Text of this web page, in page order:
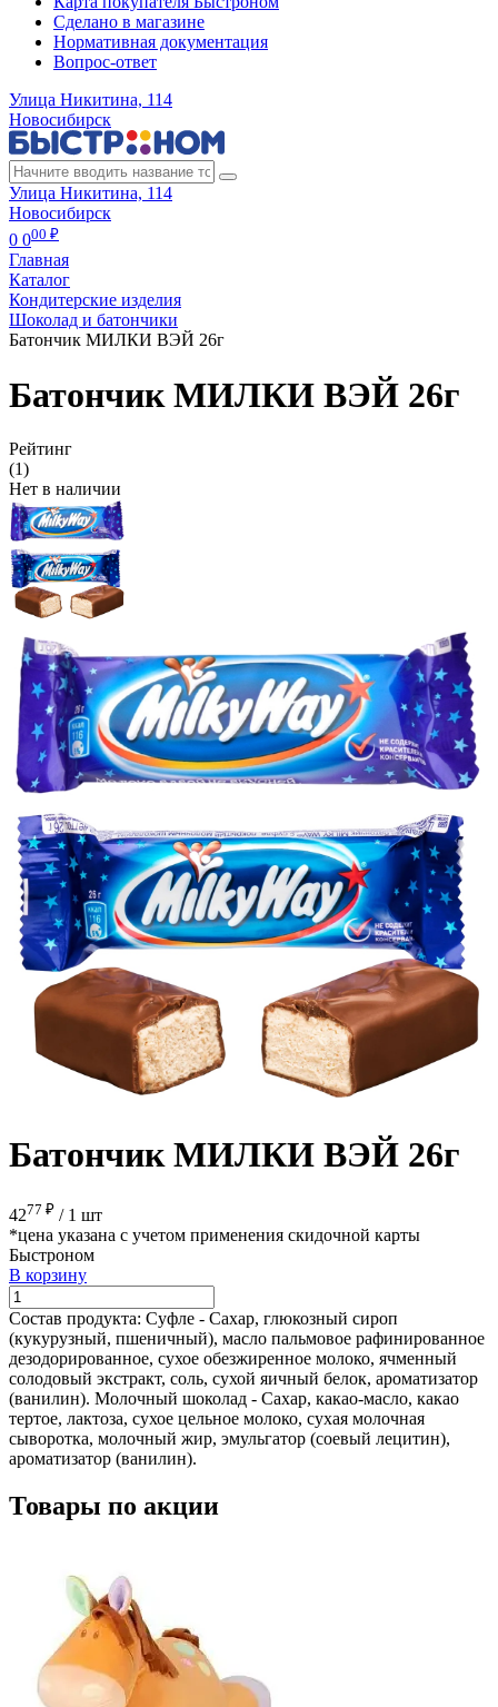
Сделано в магазине
Нормативная документация
Вопрос-ответ
Улица Никитина, 114
Новосибирск
Улица Никитина, 114
Новосибирск
0 000 ₽
Главная
Каталог
Кондитерские изделия
Шоколад и батончики
Батончик МИЛКИ ВЭЙ 26г
Батончик МИЛКИ ВЭЙ 26г
Рейтинг
(1)
Нет в наличии
Батончик МИЛКИ ВЭЙ 26г
4277 ₽ / 1 шт
*цена указана с учетом применения скидочной карты
Быстроном
В корзину
Состав продукта: Суфле - Сахар, глюкозный сироп
(кукурузный, пшеничный), масло пальмовое рафинированное
дезодорированное, сухое обезжиренное молоко, ячменный
солодовый экстракт, соль, сухой яичный белок, ароматизатор
(ванилин). Молочный шоколад - Сахар, какао-масло, какао
тертое, лактоза, сухое цельное молоко, сухая молочная
сыворотка, молочный жир, эмульгатор (соевый лецитин),
ароматизатор (ванилин).
Товары по акции